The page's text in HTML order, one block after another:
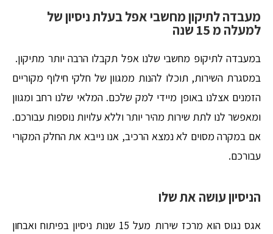
מעבדה לתיקון מחשבי אפל בעלת ניסיון של
למעלה מ 15 שנה
במעבדה לתיקופ מחשבי שלנו אפל תקבלו הרבה יותר מתיקון.
במסגרת השירות, תוכלו להנות ממגוון של חלקי חילוף מקוריים
הזמנים אצלנו באופן מיידי למק שלכם. המלאי שלנו רחב ומגוון
ומאפשר לנו לתת שירות מהיר יותר וללא עלויות נוספות עבורכם.
אם במקרה מסוים לא נמצא הרכיב, אנו נייבא את החלק המקורי
עבורכם.
הניסיון עושה את שלו
אגס נגוס הוא מרכז שירות מעל 15 שנות ניסיון בפיתוח ואבחון